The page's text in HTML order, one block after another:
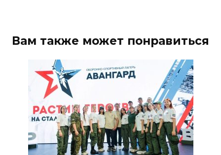
06 августа 2026 15:51
Донские спасатели провели
профилактические занятия
более чем для 11 тыс. детей
06 августа 2026 15:49
«Хочу прожить жизнь одна»:
Вам также может понравиться